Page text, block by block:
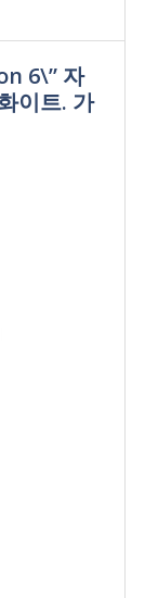
6\” 자
이트. 가